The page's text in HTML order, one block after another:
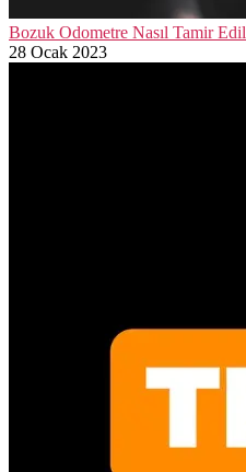
Bozuk Odometre Nasıl Tamir
28 Ocak 2023